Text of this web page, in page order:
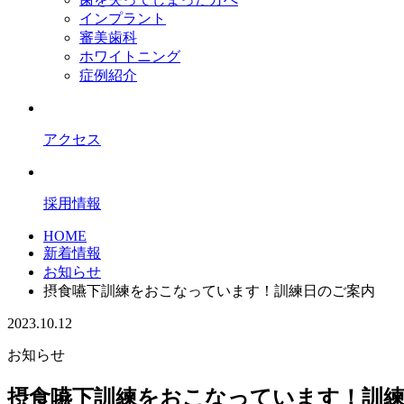
インプラント
審美歯科
ホワイトニング
症例紹介
アクセス
採用情報
HOME
新着情報
お知らせ
摂食嚥下訓練をおこなっています！訓練日のご案内
2023.10.12
お知らせ
摂食嚥下訓練をおこなっています！訓